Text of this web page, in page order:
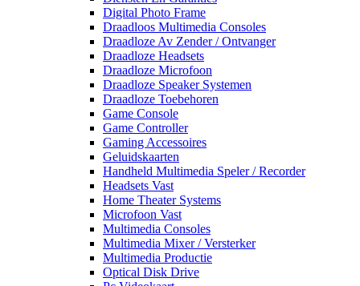
Digital Photo Frame
Draadloos Multimedia Consoles
Draadloze Av Zender / Ontvanger
Draadloze Headsets
Draadloze Microfoon
Draadloze Speaker Systemen
Draadloze Toebehoren
Game Console
Game Controller
Gaming Accessoires
Geluidskaarten
Handheld Multimedia Speler / Recorder
Headsets Vast
Home Theater Systems
Microfoon Vast
Multimedia Consoles
Multimedia Mixer / Versterker
Multimedia Productie
Optical Disk Drive